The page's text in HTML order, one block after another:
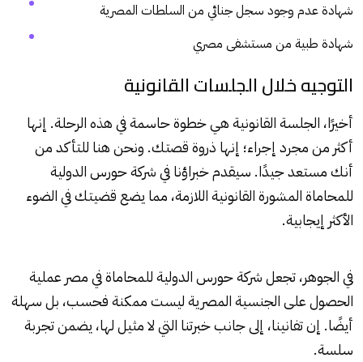
شهادة عدم وجود سجل جنائي من السلطات المصرية
شهادة طبية من مستشفى مصري
التوجيه خلال الجلسات القانونية
أخيرًا، الجلسة القانونية هي خطوة حاسمة في هذه الرحلة. إنها
أكثر من مجرد إجراء؛ إنها ذروة قصتك. ونحن هنا للتأكد من
أنك مستعد جيدًا. سيقدم خبراؤنا في شركة حورس الدولية
للمحاماة المشورة القانونية اللازمة، مما يضع قضيتك في الضوء
الأكثر إيجابية.
في الجوهر، تجعل شركة حورس الدولية للمحاماة في مصر عملية
الحصول على الجنسية المصرية ليست ممكنة فحسب، بل سهلة
أيضًا. إن تفانينا، إلى جانب خبرتنا التي لا مثيل لها، يضمن تجربة
سلسة.